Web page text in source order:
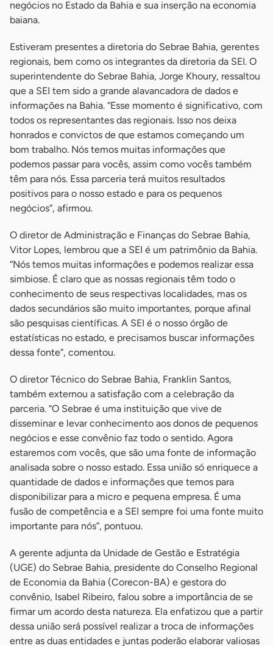
negócios no Estado da Bahia e sua inserção na economia
baiana.
Estiveram presentes a diretoria do Sebrae Bahia, gerentes
regionais, bem como os integrantes da diretoria da SEI. O
superintendente do Sebrae Bahia, Jorge Khoury, ressaltou
que a SEI tem sido a grande alavancadora de dados e
informações na Bahia. “Esse momento é significativo, com
todos os representantes das regionais. Isso nos deixa
honrados e convictos de que estamos começando um
bom trabalho. Nós temos muitas informações que
podemos passar para vocês, assim como vocês também
têm para nós. Essa parceria terá muitos resultados
positivos para o nosso estado e para os pequenos
negócios”, afirmou.
O diretor de Administração e Finanças do Sebrae Bahia,
Vitor Lopes, lembrou que a SEI é um patrimônio da Bahia.
“Nós temos muitas informações e podemos realizar essa
simbiose. É claro que as nossas regionais têm todo o
conhecimento de seus respectivas localidades, mas os
dados secundários são muito importantes, porque afinal
são pesquisas científicas. A SEI é o nosso órgão de
estatísticas no estado, e precisamos buscar informações
dessa fonte”, comentou.
O diretor Técnico do Sebrae Bahia, Franklin Santos,
também externou a satisfação com a celebração da
parceria. “O Sebrae é uma instituição que vive de
disseminar e levar conhecimento aos donos de pequenos
negócios e esse convênio faz todo o sentido. Agora
estaremos com vocês, que são uma fonte de informação
analisada sobre o nosso estado. Essa união só enriquece a
quantidade de dados e informações que temos para
disponibilizar para a micro e pequena empresa. É uma
fusão de competência e a SEI sempre foi uma fonte muito
importante para nós”, pontuou.
A gerente adjunta da Unidade de Gestão e Estratégia
(UGE) do Sebrae Bahia, presidente do Conselho Regional
de Economia da Bahia (Corecon-BA) e gestora do
convênio, Isabel Ribeiro, falou sobre a importância de se
firmar um acordo desta natureza. Ela enfatizou que a partir
dessa união será possível realizar a troca de informações
entre as duas entidades e juntas poderão elaborar valiosas